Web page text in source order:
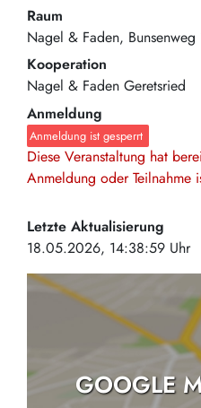
Raum
Nagel & Faden Bunsenweg
Kooperation
Nagel & Faden Geretsried
Anmeldung
Anmeldung ist gesperrt
Diese Veranstaltung hat
Anmeldung oder Teilnahme
Letzte Aktualisierung
18.05.2026, 14:38:59 Uhr
GOOGLE